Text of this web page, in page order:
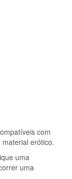
com
erótico.
uma
uma